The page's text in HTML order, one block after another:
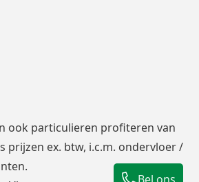
ook particulieren profiteren van
prijzen ex. btw, i.c.m. ondervloer/